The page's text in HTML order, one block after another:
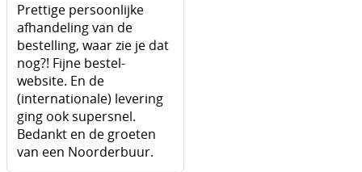
Prettige persoonlijke
afhandeling van de
bestelling, waar zie je dat
nog?! Fijne bestel-
website. En de
(internationale) levering
ging ook supersnel.
Bedankt en de groeten
van een Noorderbuur.